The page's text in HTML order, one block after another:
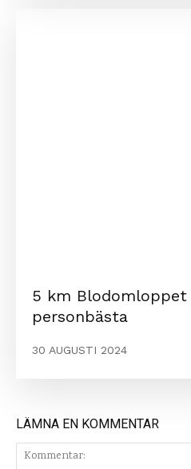
5 km
personbästa
30 AUGUSTI 2024
LÄMNA EN KOMMENTAR